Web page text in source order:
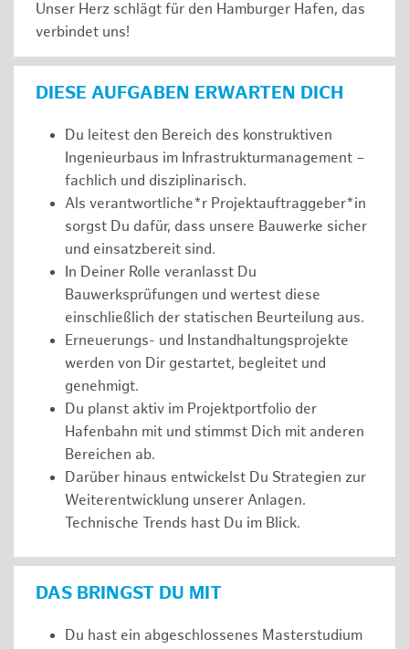
Unser Herz schlägt für den Hamburger Hafen, das
verbindet uns!
DIESE AUFGABEN ERWARTEN DICH
Du leitest den Bereich des konstruktiven
Ingenieurbaus im Infrastrukturmanagement –
fachlich und disziplinarisch.
Als verantwortliche*r Projektauftraggeber*in
sorgst Du dafür, dass unsere Bauwerke sicher
und einsatzbereit sind.
In Deiner Rolle veranlasst Du
Bauwerksprüfungen und wertest diese
einschließlich der statischen Beurteilung aus.
Erneuerungs- und Instandhaltungsprojekte
werden von Dir gestartet, begleitet und
genehmigt.
Du planst aktiv im Projektportfolio der
Hafenbahn mit und stimmst Dich mit anderen
Bereichen ab.
Darüber hinaus entwickelst Du Strategien zur
Weiterentwicklung unserer Anlagen.
Technische Trends hast Du im Blick.
DAS BRINGST DU MIT
Du hast ein abgeschlossenes Masterstudium